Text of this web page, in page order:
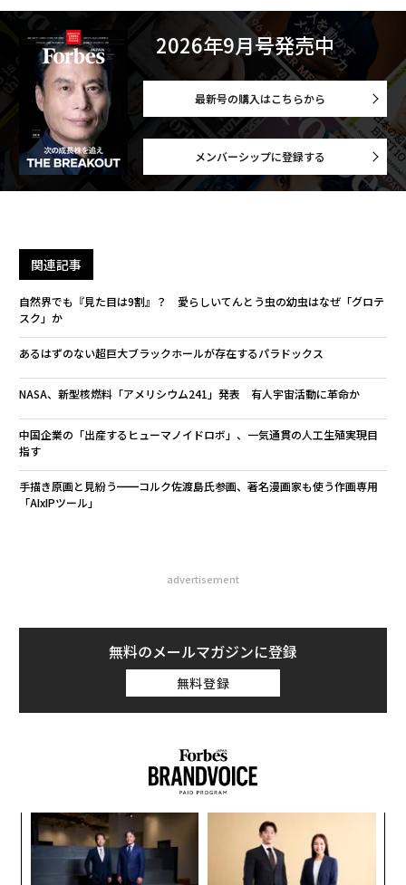
2026年9月号発売中
最新号の購入はこちらから
メンバーシップに登録する
関連記事
自然界でも『見た目は9割』？ 愛らしいてんとう虫の幼虫はなぜ「グロテ
スク」か
あるはずのない超巨大ブラックホールが存在するパラドックス
NASA、新型核燃料「アメリシウム241」発表 有人宇宙活動に革命か
中国企業の「出産するヒューマノイドロボ」、一気通貫の人工生殖実現目
指す
手描き原画と見紛う━━コルク佐渡島氏参画、著名漫画家も使う作画専用
「AIxIPツール」
advertisement
無料のメールマガジンに登録
無料登録